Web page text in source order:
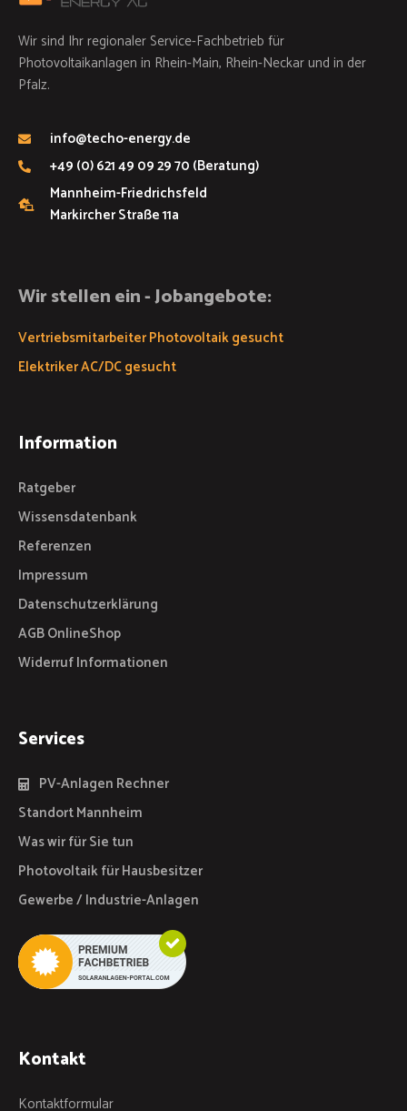
Wir sind Ihr regionaler Service-Fachbetrieb für
Photovoltaikanlagen in Rhein-Main, Rhein-Neckar und in der
Pfalz.
info@techo-energy.de
+49 (0) 621 49 09 29 70 (Beratung)
Mannheim-Friedrichsfeld
Markircher Straße 11a
Wir stellen ein - Jobangebote:
Vertriebsmitarbeiter Photovoltaik gesucht
Elektriker AC/DC gesucht
Information
Ratgeber
Wissensdatenbank
Referenzen
Impressum
Datenschutzerklärung
AGB OnlineShop
Widerruf Informationen
Services
PV-Anlagen Rechner
Standort Mannheim
Was wir für Sie tun
Photovoltaik für Hausbesitzer
Gewerbe / Industrie-Anlagen
Kontakt
Kontaktformular